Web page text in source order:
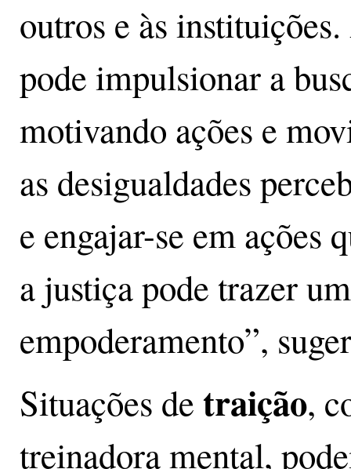
outros e às
pode impulsionar a
motivando ações e
as desigualdades
e engajar-se em ações
a justiça pode trazer
empoderamento”,
Situações de traição,
treinadora mental,